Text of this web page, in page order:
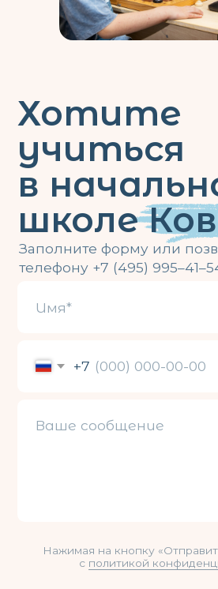
Отправить
Средняя
школа
Подробнее